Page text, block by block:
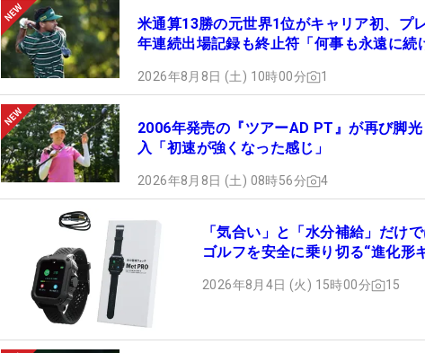
米通算13勝の元世界1位がキャリア初、
年連続出場記録も終止符「何事も永遠に続
2026年8月8日 (土) 10時00分 1
2006年発売の『ツアーAD PT』が再び脚
入「初速が強くなった感じ」
2026年8月8日 (土) 08時56分 4
「気合い」と「水分補給」だけ
ゴルフを安全に乗り切る“進化形
2026年8月4日 (火) 15時00分 15